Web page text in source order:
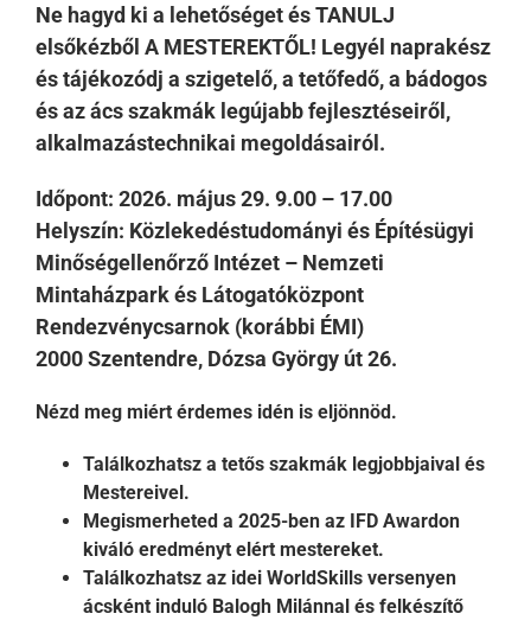
Ne hagyd ki a lehetőséget és TANULJ
elsőkézből A MESTEREKTŐL! Legyél naprakész
és tájékozódj a szigetelő, a tetőfedő, a bádogos
és az ács szakmák legújabb fejlesztéseiről,
alkalmazástechnikai megoldásairól.
Időpont: 2026. május 29. 9.00 – 17.00
Helyszín: Közlekedéstudományi és Építésügyi
Minőségellenőrző Intézet – Nemzeti
Mintaházpark és Látogatóközpont
Rendezvénycsarnok (korábbi ÉMI)
2000 Szentendre, Dózsa György út 26.
Nézd meg miért érdemes idén is eljönnöd.
Találkozhatsz a tetős szakmák legjobbjaival és
Mestereivel.
Megismerheted a 2025-ben az IFD Awardon
kiváló eredményt elért mestereket.
Találkozhatsz az idei WorldSkills versenyen
ácsként induló Balogh Milánnal és felkészítő